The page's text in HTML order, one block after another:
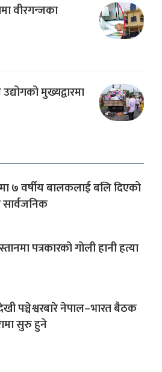
वीरगन्जका
मुख्यद्वारमा
७ वर्षीय बालकलाई बलि दिएको
पत्रकारको गोली हानी हत्या
पञ्चेश्वरबारे नेपाल–भारत बैठक
सुरु हुने